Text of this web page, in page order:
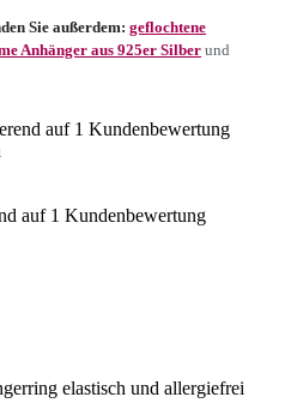
Sie außerdem: geflochtene
Anhänger aus 925er Silber und
auf 1 Kundenbewertung
auf 1 Kundenbewertung
elastisch und allergiefrei